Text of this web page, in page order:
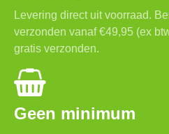
Levering direct uit voorraad.
verzonden vanaf €49,95 (ex
gratis verzonden.
Geen minimum